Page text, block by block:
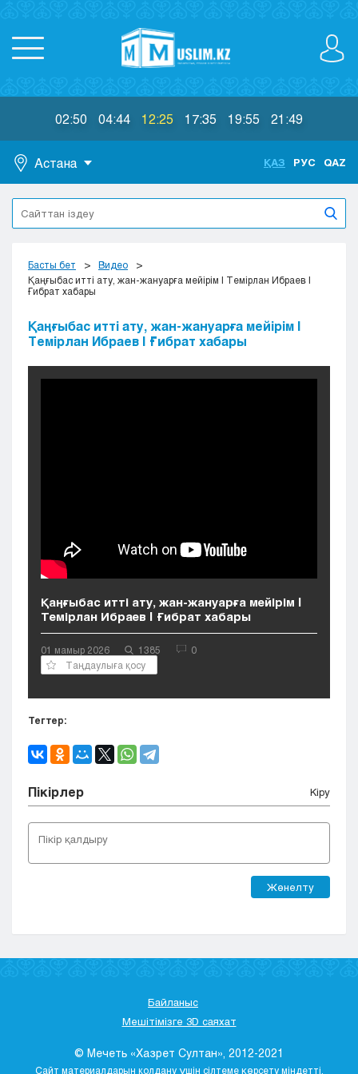
02:50 04:44 12:25 17:35 19:55 21:49
Астана
Астана
Алматы
Атырау
Жезказган
Кокшетау
Шымкент
ҚАЗ РУС QAZ
Басты бет
Видео
Қаңғыбас итті ату, жан-жануарға мейірім | Темірлан Ибраев |
Ғибрат хабары
Қаңғыбас итті ату, жан-жануарға мейірім |
Темірлан Ибраев | Ғибрат хабары
Қаңғыбас итті ату, жан-жануарға мейірім |
Темірлан Ибраев | Ғибрат хабары
01 мамыр 2026 1385
0
Таңдаулыға қосу
Тегтер:
Пікірлер Кіру
Жөнелту
Байланыс
Мешітімізге 3D саяхат
© Мечеть «Хазрет Султан», 2012-2021
Сайт материалдарын қолдану үшін сілтеме көрсету міндетті.